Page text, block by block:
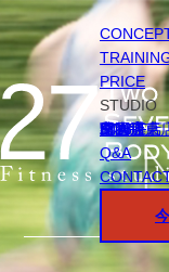
PRICE
STUDIO
円山店
白石店
桑園店
北18条店
宮の沢店
環状通東
STAFF
Q&A